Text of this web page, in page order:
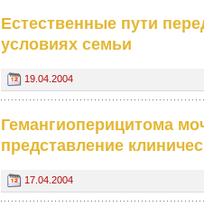
Естественные пути
условиях семьи
19.04.2004
Гемангиоперицитома
представление
17.04.2004